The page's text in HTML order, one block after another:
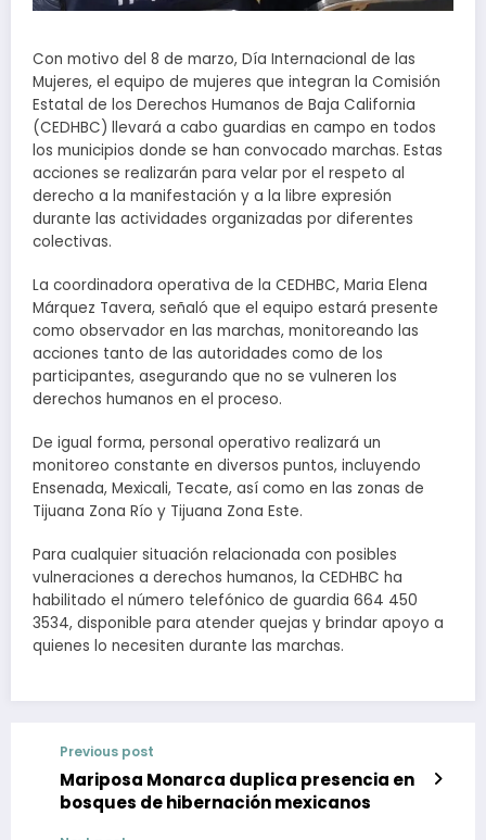
Con motivo del 8 de marzo, Día Internacional de las
Mujeres, el equipo de mujeres que integran la Comisión
Estatal de los Derechos Humanos de Baja California
(CEDHBC) llevará a cabo guardias en campo en todos
los municipios donde se han convocado marchas. Estas
acciones se realizarán para velar por el respeto al
derecho a la manifestación y a la libre expresión
durante las actividades organizadas por diferentes
colectivas.
La coordinadora operativa de la CEDHBC, Maria Elena
Márquez Tavera, señaló que el equipo estará presente
como observador en las marchas, monitoreando las
acciones tanto de las autoridades como de los
participantes, asegurando que no se vulneren los
derechos humanos en el proceso.
De igual forma, personal operativo realizará un
monitoreo constante en diversos puntos, incluyendo
Ensenada, Mexicali, Tecate, así como en las zonas de
Tijuana Zona Río y Tijuana Zona Este.
Para cualquier situación relacionada con posibles
vulneraciones a derechos humanos, la CEDHBC ha
habilitado el número telefónico de guardia 664 450
3534, disponible para atender quejas y brindar apoyo a
quienes lo necesiten durante las marchas.
Previous post
Mariposa Monarca duplica presencia en
bosques de hibernación mexicanos